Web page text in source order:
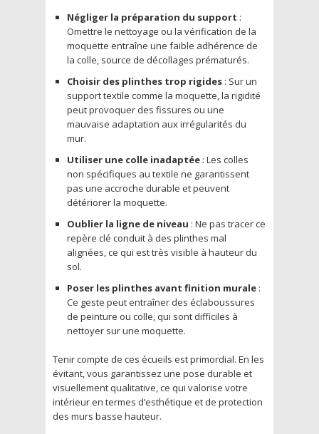
Négliger la préparation du support :
Omettre le nettoyage ou la vérification de la
moquette entraîne une faible adhérence de
la colle, source de décollages prématurés.
Choisir des plinthes trop rigides : Sur un
support textile comme la moquette, la rigidité
peut provoquer des fissures ou une
mauvaise adaptation aux irrégularités du
mur.
Utiliser une colle inadaptée : Les colles
non spécifiques au textile ne garantissent
pas une accroche durable et peuvent
détériorer la moquette.
Oublier la ligne de niveau : Ne pas tracer ce
repère clé conduit à des plinthes mal
alignées, ce qui est très visible à hauteur du
sol.
Poser les plinthes avant finition murale :
Ce geste peut entraîner des éclaboussures
de peinture ou colle, qui sont difficiles à
nettoyer sur une moquette.
Tenir compte de ces écueils est primordial. En les
évitant, vous garantissez une pose durable et
visuellement qualitative, ce qui valorise votre
intérieur en termes d’esthétique et de protection
des murs basse hauteur.